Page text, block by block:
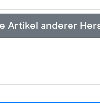
Artikel anderer